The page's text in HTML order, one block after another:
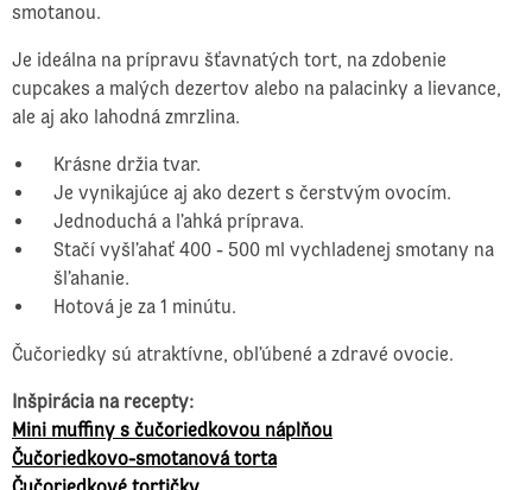
smotanou.
Je ideálna na prípravu šťavnatých tort, na zdobenie
cupcakes a malých dezertov alebo na palacinky a lievance,
ale aj ako lahodná zmrzlina.
Krásne držia tvar.
Je vynikajúce aj ako dezert s čerstvým ovocím.
Jednoduchá a ľahká príprava.
Stačí vyšľahať 400 - 500 ml vychladenej smotany na
šľahanie.
Hotová je za 1 minútu.
Čučoriedky sú atraktívne, obľúbené a zdravé ovocie.
Inšpirácia na recepty:
Mini muffiny s čučoriedkovou náplňou
Čučoriedkovo-smotanová torta